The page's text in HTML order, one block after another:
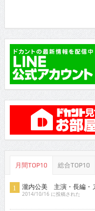
月間TOP10 総合TOP10
瀧内公美 主演・長編・
2014/10/16 に投稿された